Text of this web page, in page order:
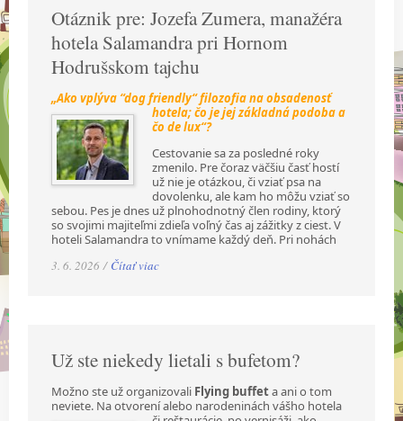
Otáznik pre: Jozefa Zumera, manažéra
hotela Salamandra pri Hornom
Hodrušskom tajchu
„Ako vplýva “dog friendly“ filozofia na obsadenosť
hotela; čo je jej základná podoba a
čo de lux“?
Cestovanie sa za posledné roky
zmenilo. Pre čoraz väčšiu časť hostí
už nie je otázkou, či vziať psa na
dovolenku, ale kam ho môžu vziať so
sebou. Pes je dnes už plnohodnotný člen rodiny, ktorý
so svojimi majiteľmi zdieľa voľný čas aj zážitky z ciest. V
hoteli Salamandra to vnímame každý deň. Pri nohách
3. 6. 2026 / Čítať viac
Už ste niekedy lietali s bufetom?
Možno ste už organizovali Flying buffeta ani o tom
neviete. Na otvorení alebo narodenináchvášho hotela